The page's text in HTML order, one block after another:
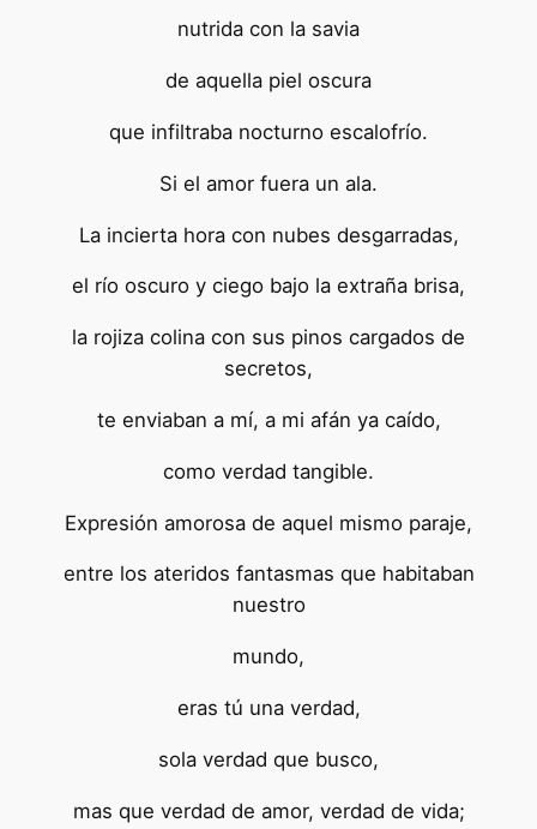
nutrida con la savia
de aquella piel oscura
que infiltraba nocturno escalofrío.
Si el amor fuera un ala.
La incierta hora con nubes desgarradas,
el río oscuro y ciego bajo la extraña brisa,
la rojiza colina con sus pinos cargados de
secretos,
te enviaban a mí, a mi afán ya caído,
como verdad tangible.
Expresión amorosa de aquel mismo paraje,
entre los ateridos fantasmas que habitaban
nuestro
mundo,
eras tú una verdad,
sola verdad que busco,
mas que verdad de amor, verdad de vida;